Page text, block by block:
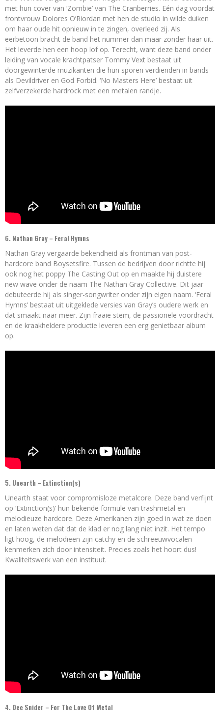
met hun cover van ‘Zombie’ van The Cranberries. Eén dag voordat
frontvrouw Dolores O’Riordan met hen de studio in wilde duiken
om haar oude hit opnieuw in te zingen, overleed zij. Als
eerbetoon bracht de band het nummer dan maar zonder haar uit.
Het leverde hen een hoop lof op. Terecht, want deze band onder
leiding van vocale krachtpatser Tommy Vext bestaat uit
doorgewinterde muzikanten die hun sporen verdienden in bands
als Devildriver en God Forbid. ‘No Masters Here’ bestaat uit
zelfverzekerde hardrock met een metalen randje.
6. Nathan Gray – Feral Hymns
Nathan Gray vergaarde bekendheid als frontman van post-
hardcore band Boysetsfire. Tussen de bedrijven door richtte hij
ook nog het poppy The Casting Out op en maakte hij duistere
new wave onder de naam The Nathan Gray Collective. Dit jaar
debuteerde hij als singer-songwriter onder zijn eigen naam. ‘Feral
Hymns’ bestaat uit uitgeklede versies van Gray’s oudere werk en
dat smaakt naar meer. Zijn fraaie stem, de passionele voordracht
en de kraakheldere productie leveren een erg genietbaar album
op.
5. Unearth – Extinction(s)
Unearth staat voor compromisloze metalcore. Deze band verfijnt
op ‘Extinction(s)’ hun bekende formule van trashmetal en
melodieuze hardcore. Deze Amerikanen zijn goed in wat ze doen
en laten weten dat dat de klad er nog lang niet inzit. Het tempo
ligt hoog, de melodieën zijn catchy en de schreeuwvocalen
kenmerken zich door intensiteit. Precies zoals het hoort dus!
Kwaliteitswerk van een instituut.
4. Dee Snider – For The Love Of Metal